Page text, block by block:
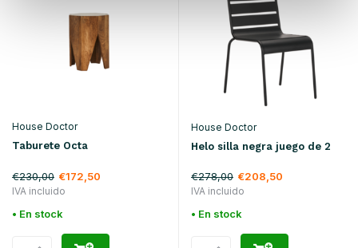
House Doctor
Taburete Octa
€230,00 €172,50
IVA incluido
• En stock
House Doctor
Helo silla negra juego de 2
€278,00 €208,50
IVA incluido
• En stock